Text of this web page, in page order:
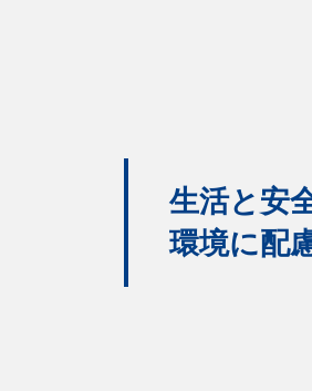
生活と安
環境に配